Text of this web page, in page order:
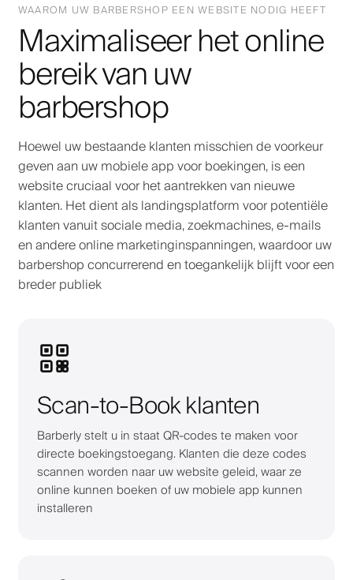
WAAROM UW BARBERSHOP EEN WEBSITE NODIG HEEFT
Maximaliseer het online
bereik van uw
barbershop
Hoewel uw bestaande klanten misschien de voorkeur
geven aan uw mobiele app voor boekingen, is een
website cruciaal voor het aantrekken van nieuwe
klanten. Het dient als landingsplatform voor potentiële
klanten vanuit sociale media, zoekmachines, e-mails
en andere online marketinginspanningen, waardoor uw
barbershop concurrerend en toegankelijk blijft voor een
breder publiek
Scan-to-Book klanten
Barberly stelt u in staat QR-codes te maken voor
directe boekingstoegang. Klanten die deze codes
scannen worden naar uw website geleid, waar ze
online kunnen boeken of uw mobiele app kunnen
installeren